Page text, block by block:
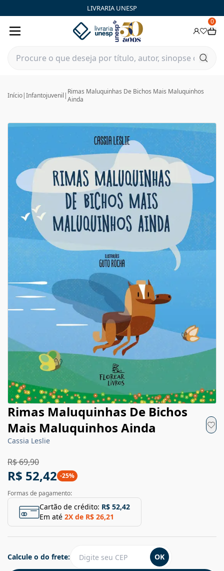
LIVRARIA UNESP
0
Início|Infantojuvenil | Rimas Maluquinhas De Bichos Mais Maluquinhos
Ainda
Rimas Maluquinhas De Bichos
Mais Maluquinhos Ainda
Cassia Leslie
R$ 69,90
R$ 52,42 -25%
Formas de pagamento:
Cartão de crédito: R$ 52,42
Em até 2X de R$ 26,21
Calcule o do frete: OK